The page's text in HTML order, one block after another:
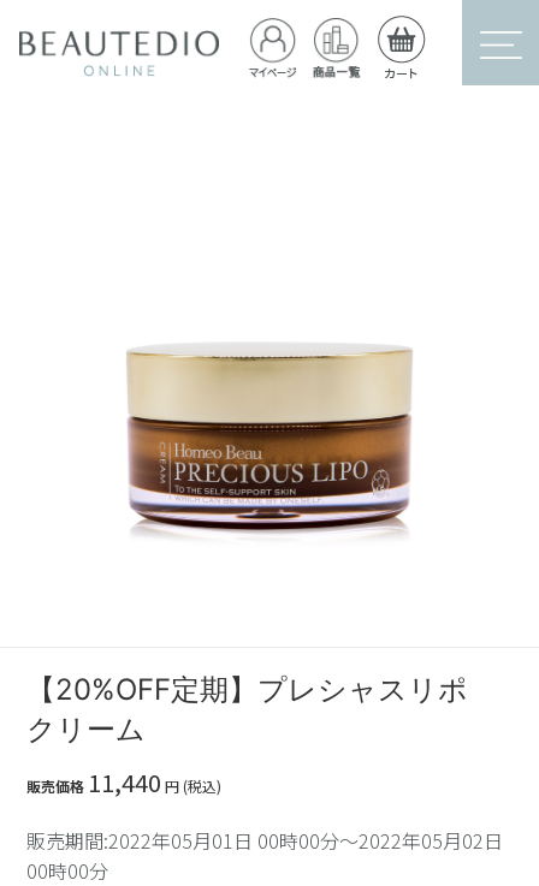
【20%OFF定期】プレシャスリポ
クリーム
販売価格 11,440 円 (税込)
販売期間:2022年05月01日 00時00分～2022年05月02日
00時00分